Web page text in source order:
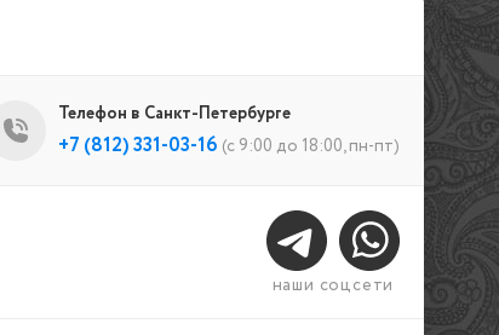
Телефон в Санкт-Петербурге
+7 (812) 331-03-16 (с 9:00 до 18:00, пн-пт)
наши соцсети